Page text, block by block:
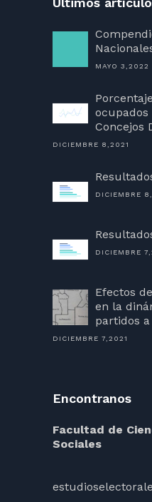
MAYO 3,2022
Concejos
DICIEMBRE 8,2021
DICIEMBRE
DICIEMBRE
Efectos
en la
partidos
DICIEMBRE 7,2021
Encontranos
Facultad de
Sociales